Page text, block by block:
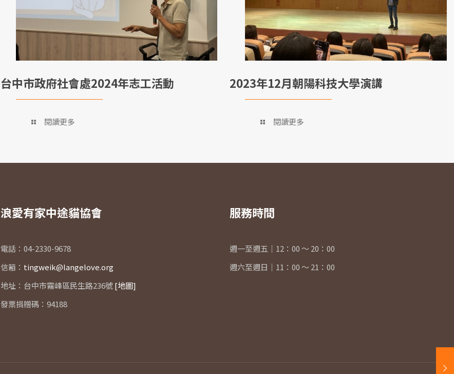
台中市政府社會處2024年志工活動
閱讀更多
2023年12月朝陽科技大學演講
閱讀更多
浪愛有家中途貓協會
電話：04-2330-9678
信箱： tingweik@langelove.org
地址：台中市霧峰區民生路236號[地圖]
發票捐贈碼：94188
服務時間
週一至週五｜12：00 ～ 20：00
週六至週日｜11：00 ～ 21：00